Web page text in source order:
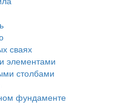
сваях
элементами
столбами
фундаменте